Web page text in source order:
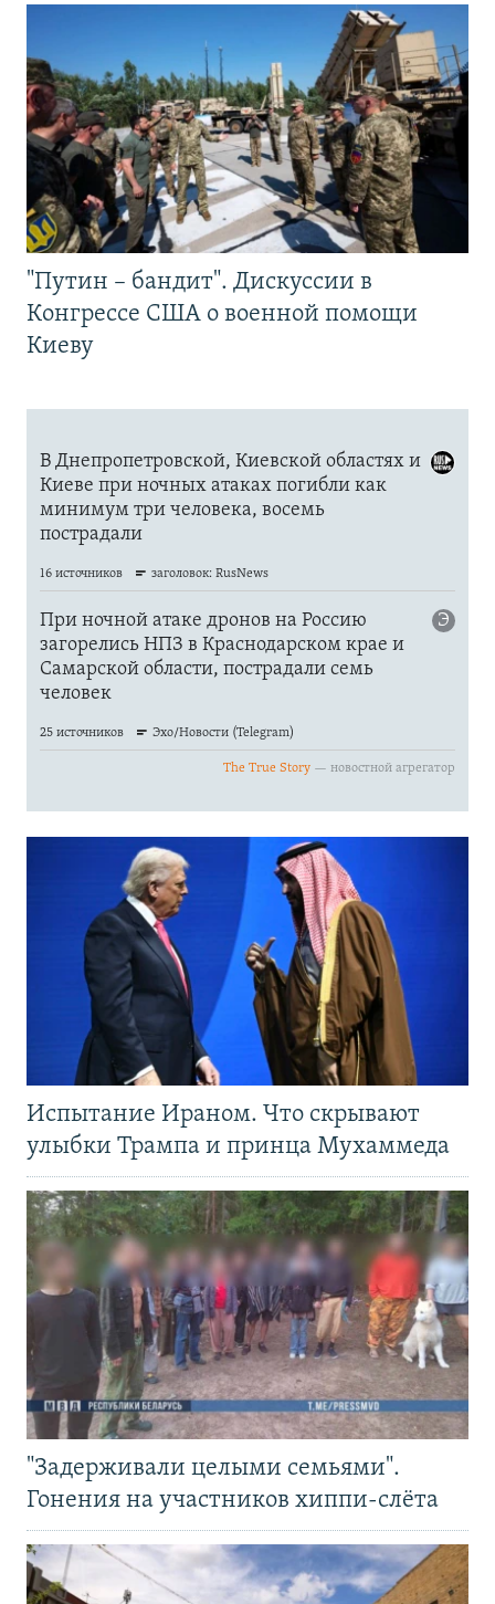
"Путин – бандит". Дискуссии в
Конгрессе США о военной помощи
Киеву
Испытание Ираном. Что скрывают
улыбки Трампа и принца Мухаммеда
"Задерживали целыми семьями".
Гонения на участников хиппи-слёта